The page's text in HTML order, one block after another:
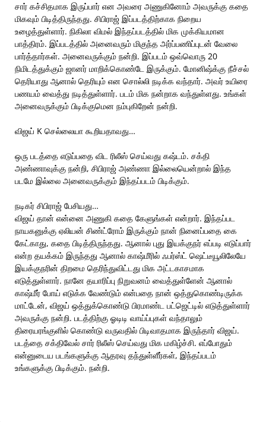
சார் கச்சிதமாக இருப்பார் என அவரை அணுகினோம் அவருக்கு கதை
மிகவும் பிடித்திருந்தது. சிபிராஜ் இப்படத்திற்காக நிறைய
உழைத்துள்ளார். நிகிலா விமல் இந்தப்படத்தில் மிக முக்கியமான
பாத்திரம். இப்படத்தில் அனைவரும் மிகுந்த அர்ப்பணிப்புடன் வேலை
பார்த்தார்கள். அனைவருக்கும் நன்றி. இப்படம் ஒவ்வொரு 20
நிமிடத்துக்கும் ஜானர் மாறிக்கொண்டே இருக்கும். மோனிஷ்க்கு நீச்சல்
தெரியாது ஆனால் தெரியும் என சொல்லி நடிக்க வந்தார். அவர் உயிரை
பணயம் வைத்து நடித்துள்ளார். படம் மிக நன்றாக வந்துள்ளது. உங்கள்
அனைவருக்கும் பிடிக்குமென நம்புகிறேன் நன்றி.
விஜய் K செல்லையா கூறியதாவது…
ஒரு படத்தை எடுப்பதை விட ரிலீஸ் செய்வது கஷ்டம். சக்தி
அண்ணாவுக்கு நன்றி, சிபிராஜ் அண்ணா இல்லையென்றால் இந்த
படமே இல்லை அனைவருக்கும் இந்தப்படம் பிடிக்கும்.
நடிகர் சிபிராஜ் பேசியது…
விஜய் தான் என்னை அணுகி கதை கேளுங்கள் என்றார். இந்தப்பட
நாயகனுக்கு ஏலியன் சிண்ட்ரோம் இருக்கும் நான் நினைப்பதை கை
கேட்காது, கதை பிடித்திருந்தது. ஆனால் புது இயக்குநர் எப்படி எடுப்பார்
என்ற தயக்கம் இருந்தது ஆனால் காஷ்மீரில் ஃபர்ஸ்ட் ஷெட்டீயூலிலேயே
இயக்குநரின் திறமை தெரிந்துவிட்டது மிக அட்டகாசமாக
எடுத்துள்ளார். நானே தயாரிப்பு நிறுவனம் வைத்துள்ளேன் ஆனால்
காஷ்மீர் போய் எடுக்க வேண்டும் என்பதை நான் ஒத்துகொண்டிருக்க
மாட்டேன், விஜய் ஒத்துக்கொண்டு பிரமாண்ட பட்ஜெட்டில் எடுத்துள்ளார்
அவருக்கு நன்றி. படத்திற்கு ஓடிடி வாய்ப்புகள் வந்தாலும்
திரையரங்குளில் கொண்டு வருவதில் பிடிவாதமாக இருந்தார் விஜய்.
படத்தை சக்திவேல் சார் ரிலீஸ் செய்வது மிக மகிழ்ச்சி. எப்போதும்
என்னுடைய படங்களுக்கு ஆதரவு தந்துள்ளீர்கள், இந்தப்படம்
உங்களுக்கு பிடிக்கும். நன்றி.